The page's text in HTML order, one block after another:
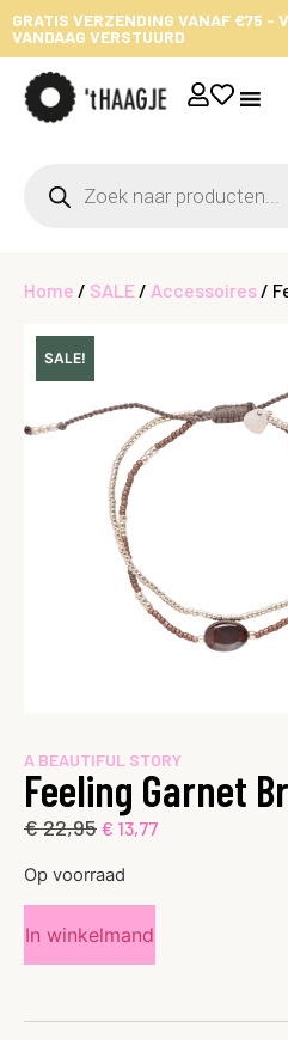
GRATIS VERZENDING VANAF €75 -
VANDAAG VERSTUURD
Home / SALE / Accessoires /
A BEAUTIFUL STORY
Feeling Garnet
€22,95 € 13,77
Op voorraad
In winkelmand